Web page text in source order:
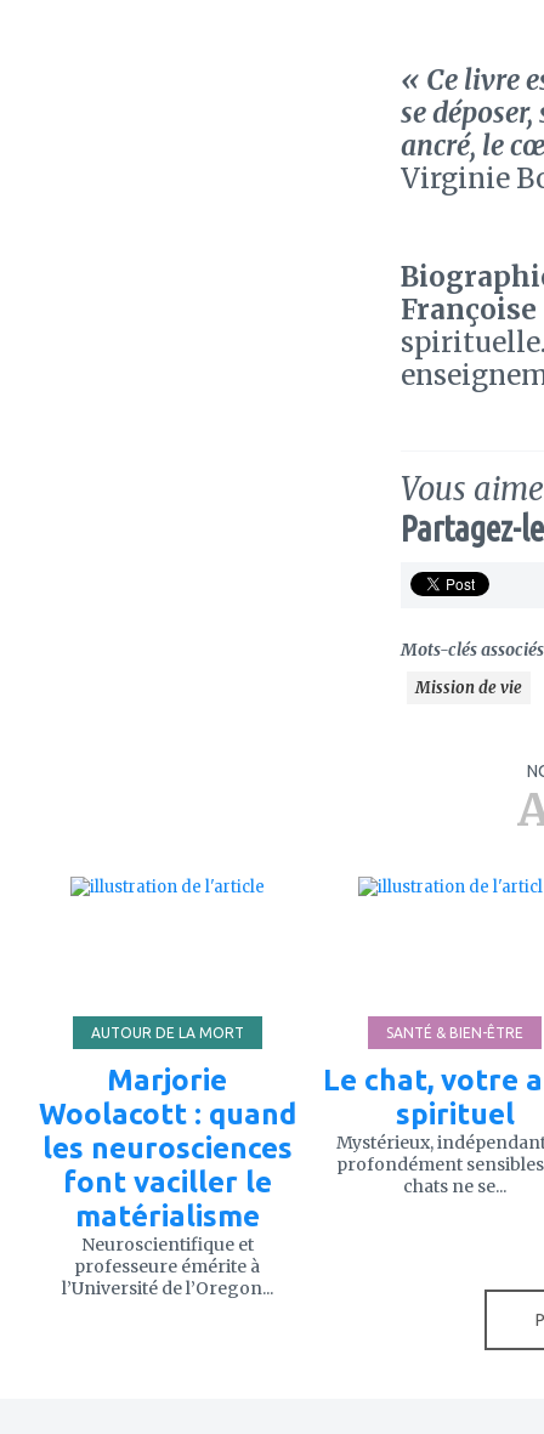
« Ce livre
se
ancré, le
Virginie
Vous
Partagez-
Mots-clés
Mission de vie
AUTOUR DE LA MORT
Marjorie
Woolacott : quand
les neurosciences
font vaciller le
matérialisme
Neuroscientifique et
professeure émérite à
l’Université de l’Oregon...
SANTÉ & BIEN-ÊTRE
Le chat, votre
spirituel
Mystérieux,
profondément
chats ne se...